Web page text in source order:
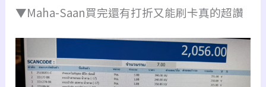
▼Maha-Saan買完還有打折又能刷卡真的超讚